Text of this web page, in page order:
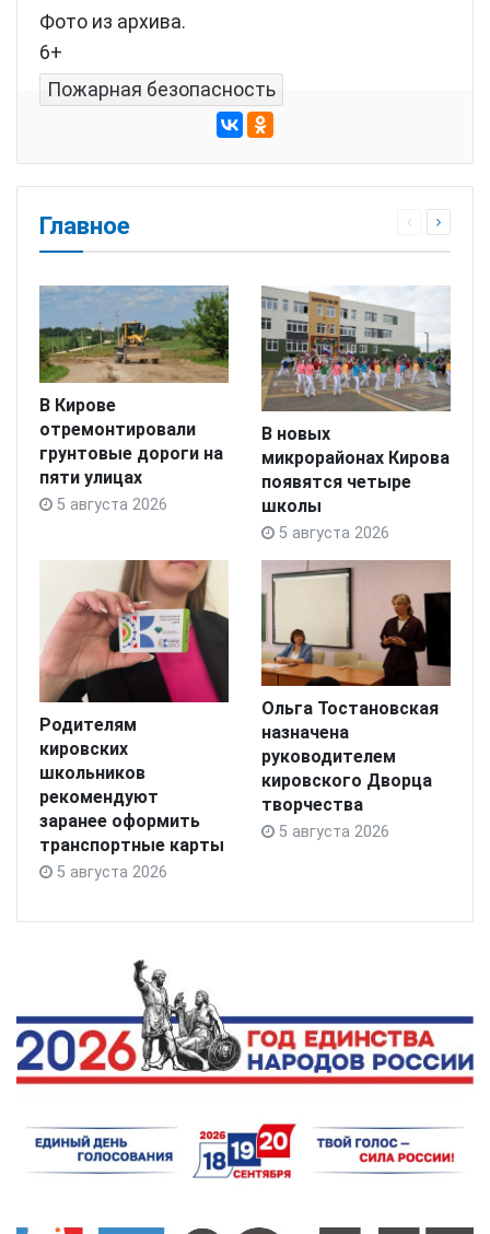
Фото из архива.
6+
Пожарная безопасность
Главное
В Кирове
отремонтировали
грунтовые дороги на
пяти улицах
5 августа 2026
В новых
микрорайонах Кирова
появятся четыре
школы
5 августа 2026
Родителям
кировских
школьников
рекомендуют
заранее оформить
транспортные карты
5 августа 2026
Ольга Тостановская
назначена
руководителем
кировского Дворца
творчества
5 августа 2026